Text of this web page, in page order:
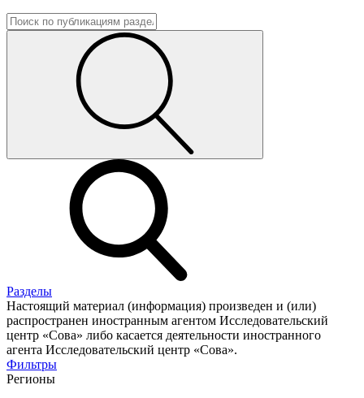
Разделы
Настоящий материал (информация) произведен и (или)
распространен иностранным агентом Исследовательский
центр «Сова» либо касается деятельности иностранного
агента Исследовательский центр «Сова».
Фильтры
Регионы